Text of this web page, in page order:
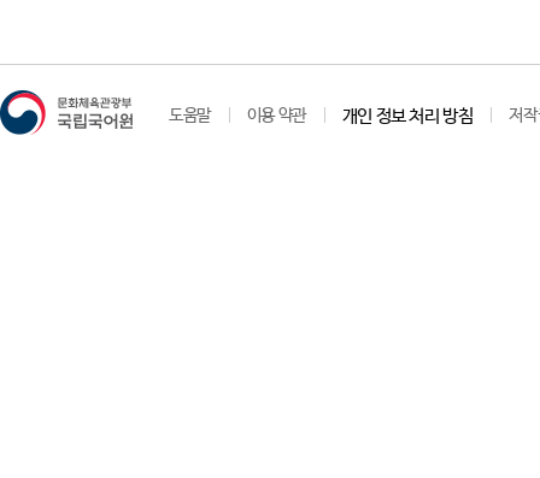
도움말 이용 약관 개인 정보 처리 방침 저